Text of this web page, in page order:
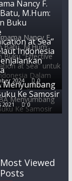
Nancy F.
M.Hum:
Buku
at Sea”
Indonesia
2024 0
Menyumbang
Ke Samosir
2021 0
Most Viewed
Posts